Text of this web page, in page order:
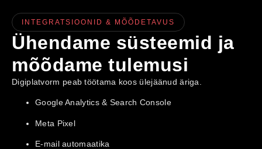
INTEGRATSIOONID & MÕÕDETAVUS
Ühendame süsteemid ja
mõõdame tulemusi
Digiplatvorm peab töötama koos ülejäänud äriga.
Google Analytics & Search Console
Meta Pixel
E-mail automaatika